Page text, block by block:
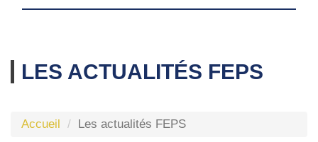
LES ACTUALITÉS FEPS
Accueil Les actualités FEPS